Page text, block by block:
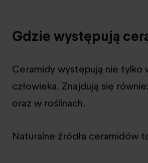
Gdzie występują
Ceramidy występują nie tylko
człowieka. Znajdują się
oraz w roślinach.
Naturalne źródła ceramidów